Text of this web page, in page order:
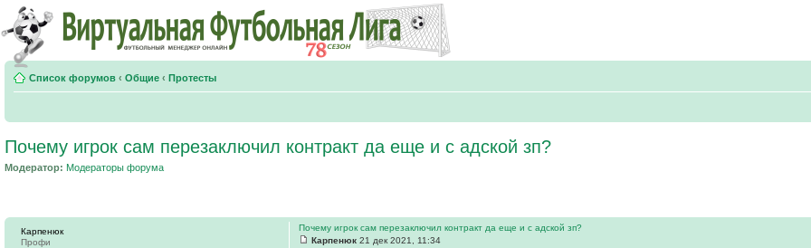
Список форумов ‹ Общие ‹ Протесты
Почему игрок сам перезаключил контракт да еще и с адской зп?
Модератор: Модераторы форума
Почему игрок сам перезаключил контракт да еще и с адской зп?
Карпенюк 21 дек 2021, 11:34
Карпенюк
Профи